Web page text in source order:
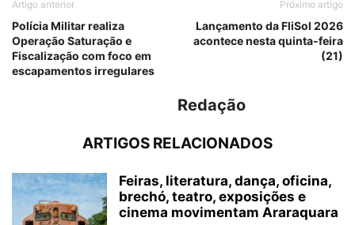
Artigo anterior
Polícia Militar realiza
Operação Saturação e
Fiscalização com foco em
escapamentos irregulares
Próximo artigo
Lançamento da FliSol 2026
acontece nesta quinta-feira
(21)
Redação
ARTIGOS RELACIONADOS
Feiras, literatura, dança, oficina,
brechó, teatro, exposições e
cinema movimentam Araraquara